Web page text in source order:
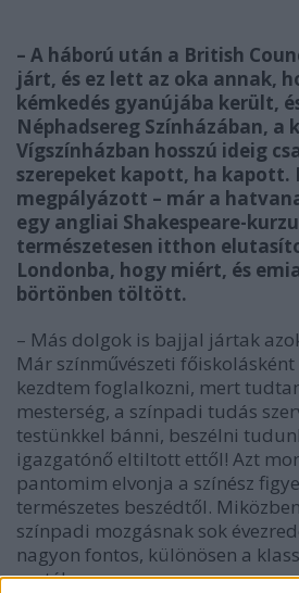
– A háború után a British
járt, és ez lett az oka annak,
kémkedés gyanújába került,
Néphadsereg Színházában, a
Vígszínházban hosszú ideig
szerepeket kapott, ha kapott.
megpályázott – már a
egy angliai Shakespeare-
természetesen itthon
Londonba, hogy miért, és
börtönben töltött.
– Más dolgok is bajjal jártak
Már színművészeti
kezdtem foglalkozni, mert
mesterség, a színpadi tudás
testünkkel bánni, beszélni
igazgatónő eltiltott ettől! Azt
pantomim elvonja a színész
természetes beszédtől.
színpadi mozgásnak sok
nagyon fontos, különösen a
esetében.